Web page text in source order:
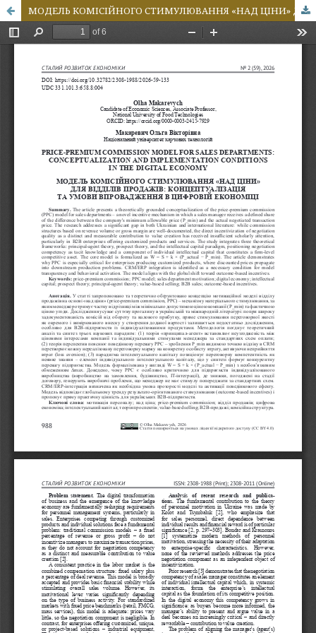
МОДЕЛЬ КОМІСІЙНОГО СТИМУЛЮВАННЯ «НАД ЦІНИ» ДЛЯ ВІДДІЛІВ ПРОДАЖІВ: КОНЦЕПТУАЛІЗАЦІЯ ТА УМОВИ ВПРОВАДЖЕННЯ В ЦИФРОВІЙ ЕКОНОМІЦІ